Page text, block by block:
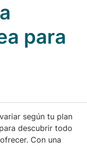
para
según tu plan
descubrir todo
Con una